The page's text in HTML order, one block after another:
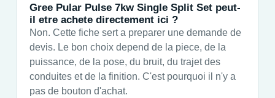
Gree Pular Pulse 7kw Single Split Set peut-
il etre achete directement ici ?
Non. Cette fiche sert a preparer une demande de
devis. Le bon choix depend de la piece, de la
puissance, de la pose, du bruit, du trajet des
conduites et de la finition. C'est pourquoi il n'y a
pas de bouton d'achat.